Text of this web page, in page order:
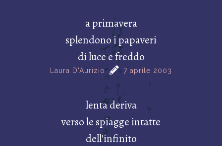
a primavera
splendono i papaveri
di luce e freddo
Laura D'Aurizio 7 aprile 2003
lenta deriva
verso le spiagge intatte
dell'infinito